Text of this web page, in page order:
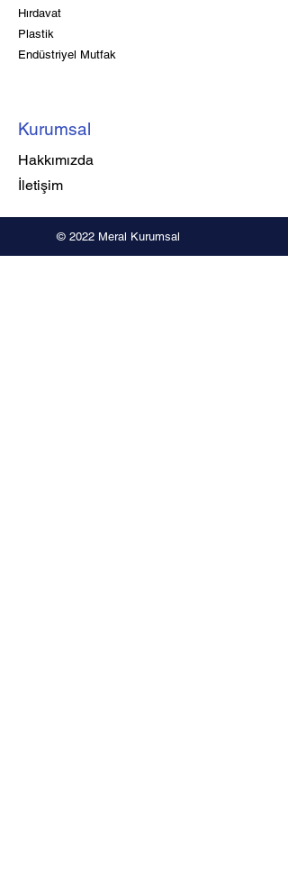
Hırdavat
Plastik
Endüstriyel Mutfak
Kurumsal
Hakkımızda
İletişim
© 2022 Meral Kurumsal